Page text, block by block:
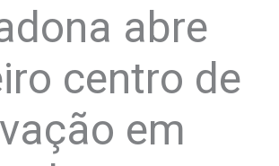
abre
centro de
em